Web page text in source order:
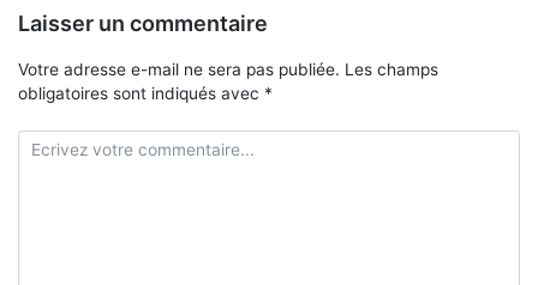
Laisser un commentaire
Votre adresse e-mail ne sera pas publiée. Les champs
obligatoires sont indiqués avec *